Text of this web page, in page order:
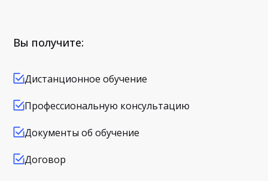
Вы получите:
Дистанционное обучение
Профессиональную консультацию
Документы об обучение
Договор